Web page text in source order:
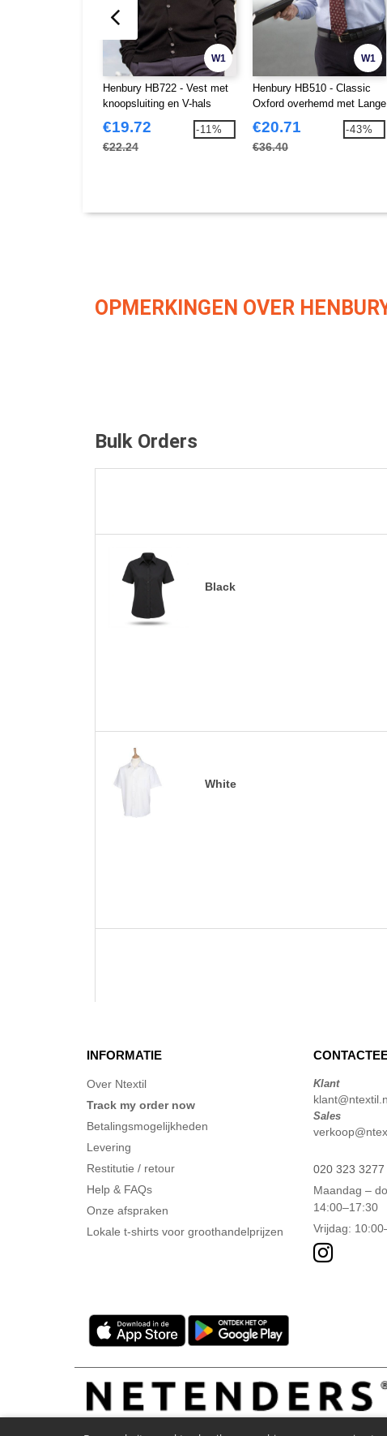
W1
Henbury HB722 - Vest met
knoopsluiting en V-hals
€19.72
€22.24
-11%
W1
Henbury HB510 - Classic
Oxford overhemd met Lange
€20.71
€36.40
-43%
OPMERKINGEN OVER
Bulk Orders
Black
White
INFORMATIE
Over Ntextil
Track my order now
Betalingsmogelijkheden
Levering
Restitutie / retour
Help & FAQs
Onze afspraken
Lokale t-shirts voor groothandelprijzen
Klant
Sales
020 323 3277
Maandag –
14:00–17:30
Vrijdag: